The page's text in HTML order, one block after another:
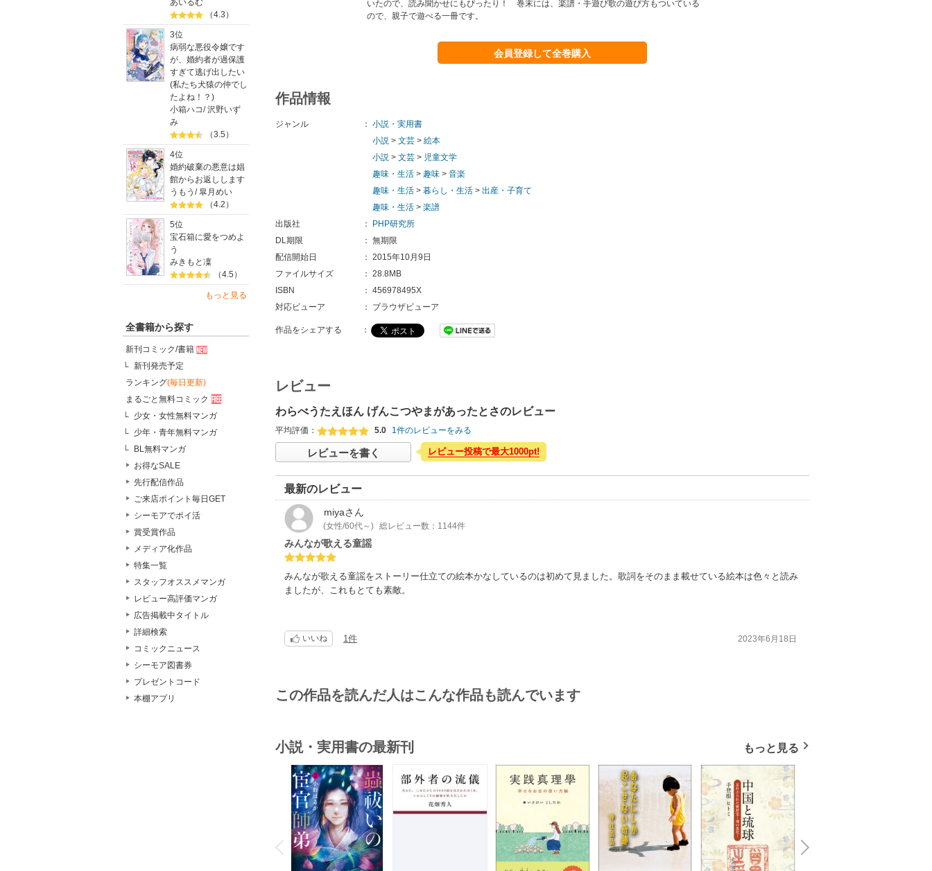
あいるむ
（4.3）
3位
病弱な悪役令嬢です
が、婚約者が過保護
すぎて逃げ出したい
(私たち犬猿の仲でし
たよね！？)
小箱ハコ/沢野いず
み
（3.5）
4位
婚約破棄の悪意は娼
館からお返しします
うもう /皐月めい
（4.2）
5位
宝石箱に愛をつめよ
う
みきもと凜
（4.5）
もっと見る
全書籍から探す
新刊コミック/書籍
新刊発売予定
ランキング(毎日更新)
まるごと無料コミック
少女・女性無料マンガ
少年・青年無料マンガ
BL無料マンガ
お得なSALE
先行配信作品
ご来店ポイント毎日GET
シーモアでポイ活
賞受賞作品
メディア化作品
特集一覧
スタッフオススメマンガ
レビュー高評価マンガ
広告掲載中タイトル
詳細検索
コミックニュース
シーモア図書券
プレゼントコード
本棚アプリ
いたので、読み聞かせにもぴったり！ 巻末には、楽譜・手遊び歌の遊び方もついている
ので、親子で遊べる一冊です。
会員登録して全巻購入
作品情報
ジャンル ： 小説・実用書
小説 > 文芸 > 絵本
小説 > 文芸 > 児童文学
趣味・生活 > 趣味 > 音楽
趣味・生活 > 暮らし・生活 > 出産・子育て
趣味・生活 > 楽譜
出版社
：
PHP研究所
DL期限
： 無期限
配信開始日
： 2015年10月9日
ファイルサイズ
： 28.8MB
ISBN
： 456978495X
対応ビューア
： ブラウザビューア
作品をシェアする ：
レビュー
わらべうたえほん げんこつやまがあったとさのレビュー
平均評価： 5.0 1件のレビューをみる
レビューを書く レビュー投稿で最大1000pt!
最新のレビュー
miyaさん
(女性/60代～) 総レビュー数：1144件
みんなが歌える童謡
みんなが歌える童謡をストーリー仕立ての絵本かなしているのは初めて見ました。歌詞をそのまま載せている絵本は色々と読み
ましたが、これもとても素敵。
いいね 1件 2023年6月18日
この作品を読んだ人はこんな作品も読んでいます
小説・実用書の最新刊 もっと見る
P
r
e
v
i
o
u
s
N
e
x
t